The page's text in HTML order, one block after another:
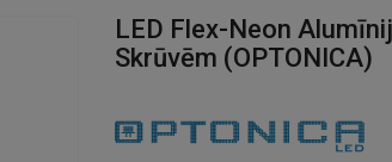
LED Flex-Neon
Skrūvēm (OPTONICA)